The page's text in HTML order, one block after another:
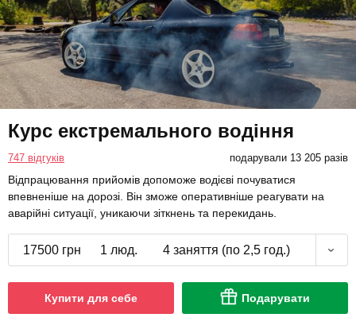
Курс екстремального водіння
747 відгуків подарували 13 205 разів
Відпрацювання прийомів допоможе водієві почуватися
впевненіше на дорозі. Він зможе оперативніше реагувати на
аварійні ситуації, уникаючи зіткнень та перекидань.
17500 грн 1 люд. 4 заняття (по 2,5 год.)
Купити для себе Подарувати